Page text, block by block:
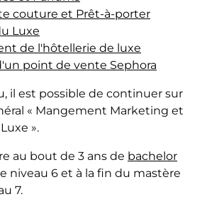
couture et Prêt-à-porter
Luxe
de l'hôtellerie de luxe
point de vente Sephora
il est possible de continuer sur
« Mangement Marketing et
».
au bout de 3 ans de bachelor
niveau 6 et à la fin du mastère
7.